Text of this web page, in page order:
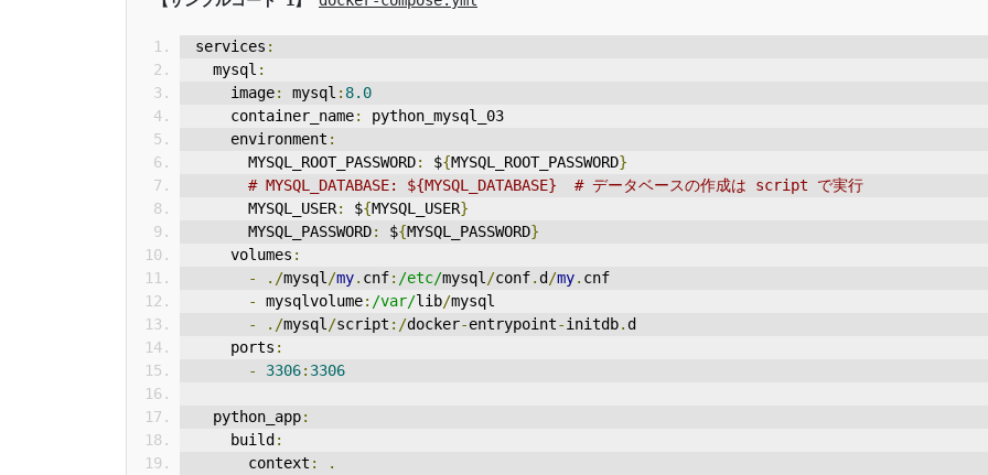
services :
  mysql
:
    image
: mysql : 8.0
    container_name
:
python_mysql_03
    environment
:
      MYSQL_ROOT_PASSWORD
: ${MYSQL_ROOT_PASSWORD}
# MYSQL_DATABASE: ${MYSQL_DATABASE}  # データベースの作成は script で実行
      MYSQL_USER
: ${MYSQL_USER}
      MYSQL_PASSWORD
: ${MYSQL_PASSWORD}
    volumes
:
-
./mysql /my. cnf: /etc/mysql /conf. d /my. cnf
-
mysqlvolume: /var/lib/mysql
-
./mysql /script :/docker-entrypoint-initdb. d
    ports
:
-
3306: 3306
  python_app
:
    build
:
      context
:
.